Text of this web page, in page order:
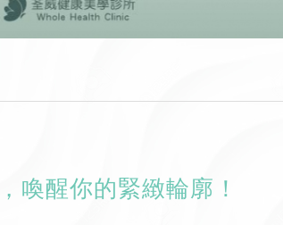
喚醒你的緊緻輪廓！